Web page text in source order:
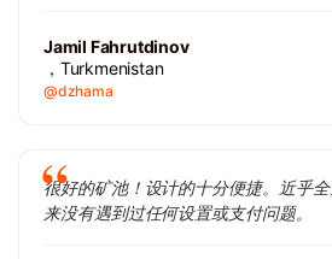
Jamil Fahrutdinov
，Turkmenistan
@dzhama
很好的矿池！设计的十分便捷。近乎
来没有遇到过任何设置或支付问题。